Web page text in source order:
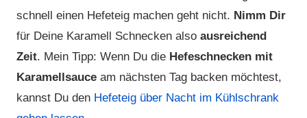
schnell einen Hefeteig machen geht nicht. Nimm Dir
für Deine Karamell Schnecken also ausreichend
Zeit. Mein Tipp: Wenn Du die Hefeschnecken mit
Karamellsauce am nächsten Tag backen möchtest,
kannst Du den Hefeteig über Nacht im Kühlschrank